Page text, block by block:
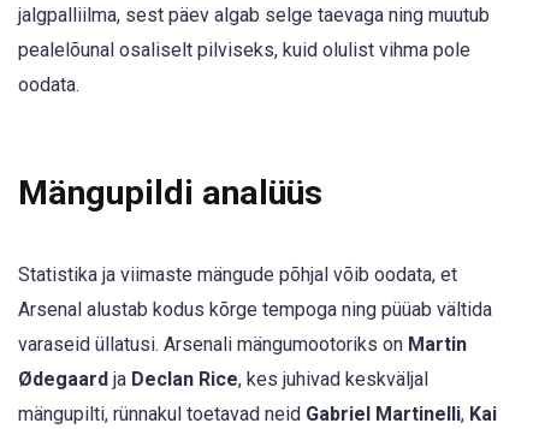
jalgpalliilma, sest päev algab selge taevaga ning muutub
pealelõunal osaliselt pilviseks, kuid olulist vihma pole
oodata.
Mängupildi analüüs
Statistika ja viimaste mängude põhjal võib oodata, et
Arsenal alustab kodus kõrge tempoga ning püüab vältida
varaseid üllatusi. Arsenali mängumootoriks on Martin
Ødegaard ja Declan Rice, kes juhivad keskväljal
mängupilti, rünnakul toetavad neid Gabriel Martinelli, Kai